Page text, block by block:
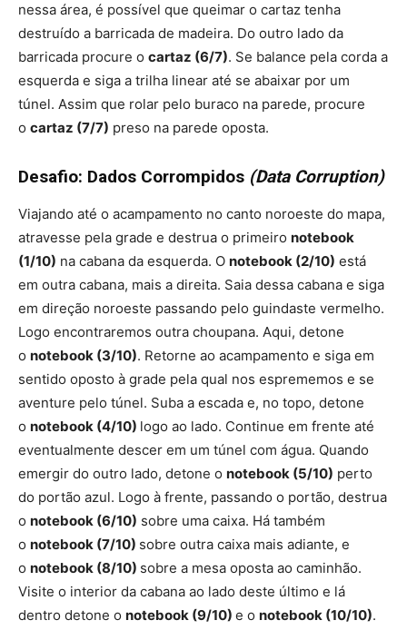
nessa área, é possível que queimar o cartaz tenha
destruído a barricada de madeira. Do outro lado da
barricada procure o cartaz (6/7). Se balance pela corda a
esquerda e siga a trilha linear até se abaixar por um
túnel. Assim que rolar pelo buraco na parede, procure
o cartaz (7/7) preso na parede oposta.
Desafio: Dados Corrompidos (Data Corruption)
Viajando até o acampamento no canto noroeste do mapa,
atravesse pela grade e destrua o primeiro notebook
(1/10) na cabana da esquerda. O notebook (2/10) está
em outra cabana, mais a direita. Saia dessa cabana e siga
em direção noroeste passando pelo guindaste vermelho.
Logo encontraremos outra choupana. Aqui, detone
o notebook (3/10). Retorne ao acampamento e siga em
sentido oposto à grade pela qual nos esprememos e se
aventure pelo túnel. Suba a escada e, no topo, detone
o notebook (4/10) logo ao lado. Continue em frente até
eventualmente descer em um túnel com água. Quando
emergir do outro lado, detone o notebook (5/10) perto
do portão azul. Logo à frente, passando o portão, destrua
o notebook (6/10) sobre uma caixa. Há também
o notebook (7/10) sobre outra caixa mais adiante, e
o notebook (8/10) sobre a mesa oposta ao caminhão.
Visite o interior da cabana ao lado deste último e lá
dentro detone o notebook (9/10) e o notebook (10/10).